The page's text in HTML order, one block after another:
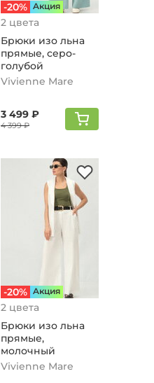
-20% Aкция
2 цвета
Брюки изо льна
прямые, серо-
голубой
Vivienne Mare
3 499 ₽
4 399 ₽
-20% Aкция
2 цвета
Брюки изо льна
прямые,
молочный
Vivienne Mare